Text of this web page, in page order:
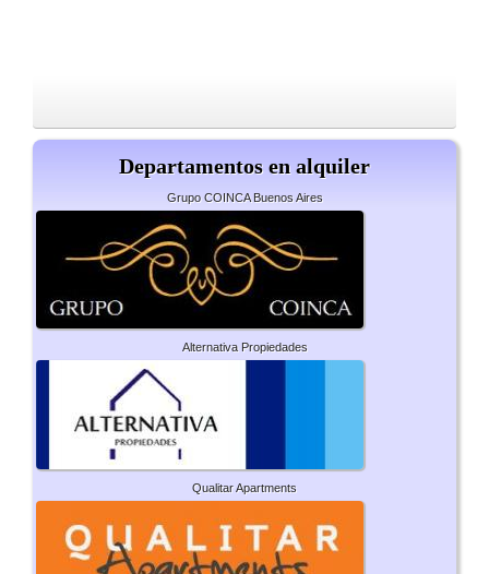
Departamentos en alquiler
Grupo COINCA Buenos Aires
Alternativa Propiedades
Qualitar Apartments